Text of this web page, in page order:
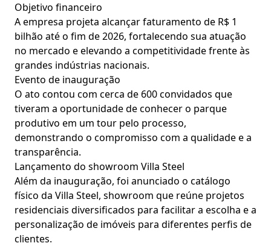
Objetivo financeiro
A empresa projeta alcançar faturamento de R$ 1
bilhão até o fim de 2026, fortalecendo sua atuação
no mercado e elevando a competitividade frente às
grandes indústrias nacionais.
Evento de inauguração
O ato contou com cerca de 600 convidados que
tiveram a oportunidade de conhecer o parque
produtivo em um tour pelo processo,
demonstrando o compromisso com a qualidade e a
transparência.
Lançamento do showroom Villa Steel
Além da inauguração, foi anunciado o catálogo
físico da Villa Steel, showroom que reúne projetos
residenciais diversificados para facilitar a escolha e a
personalização de imóveis para diferentes perfis de
clientes.